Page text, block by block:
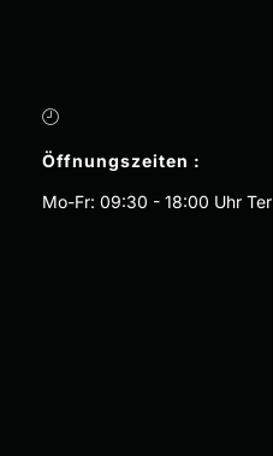
Öffnungszeiten :
Mo-Fr: 09:30 - 18:00 Uhr